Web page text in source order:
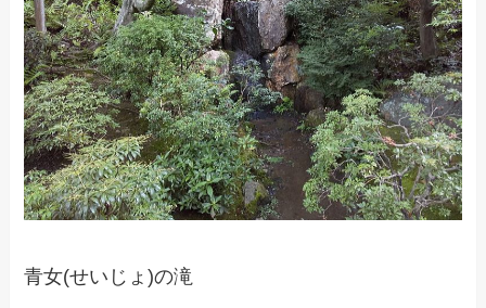
青女(せいじょ)の滝